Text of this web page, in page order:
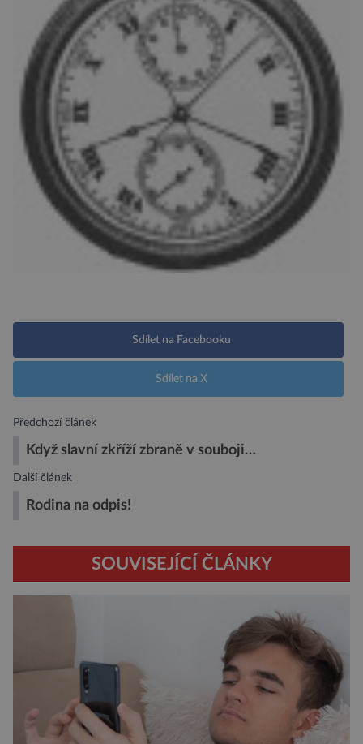
Sdílet na Facebooku
Sdílet na X
Předchozí článek
Když slavní zkříží zbraně v souboji…
Další článek
Rodina na odpis!
SOUVISEJÍCÍ ČLÁNKY